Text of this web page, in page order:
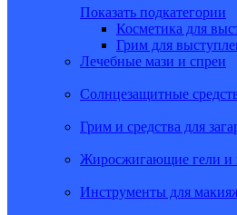
Показать подкатегории
Косметика для
Грим для
Лечебные мази и спреи
Солнцезащитные
Грим и средства для
Жиросжигающие гели и
Инструменты для